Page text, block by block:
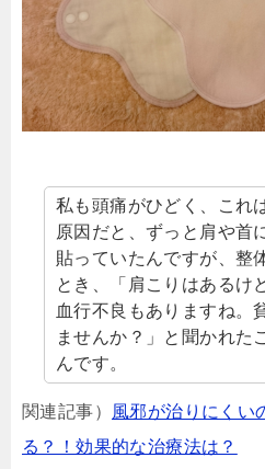
私も頭痛がひどく、これ
原因だと、ずっと肩や首
貼っていたんですが、整
とき、「肩こりはあるけ
血行不良もありますね。
ませんか？」と聞かれた
んです。
関連記事）
風邪が治りにくい
る？！効果的な治療法は？